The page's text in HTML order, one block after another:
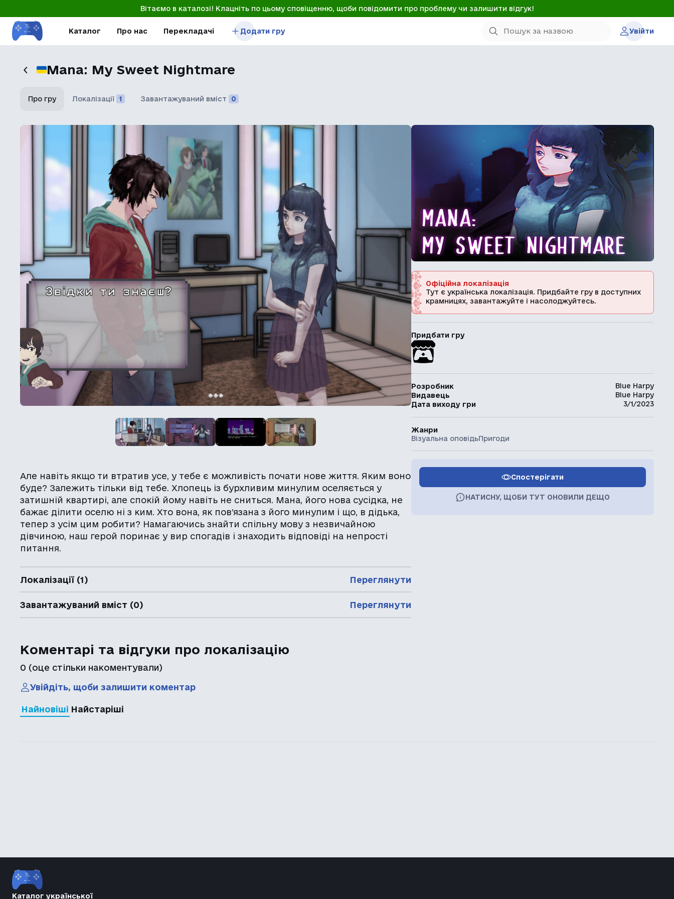
Вітаємо в каталозі! Клацніть по цьому сповіщенню, щоби повідомити про проблему чи залишити відгук!
Каталог Про нас Перекладачі Додати гру Увійти
Mana: My Sweet Nightmare
Про гру Локалізації 1 Завантажуваний вміст 0
Але навіть якщо ти втратив усе, у тебе є можливість почати нове життя. Яким воно
буде? Залежить тільки від тебе. Хлопець із бурхливим минулим оселяється у
затишній квартирі, але спокій йому навіть не сниться. Мана, його нова сусідка, не
бажає ділити оселю ні з ким. Хто вона, як пов’язана з його минулим і що, в дідька,
тепер з усім цим робити? Намагаючись знайти спільну мову з незвичайною
дівчиною, наш герой поринає у вир спогадів і знаходить відповіді на непрості
питання.
Локалізації (1) Переглянути
Завантажуваний вміст (0) Переглянути
Коментарі та відгуки про локалізацію
0 (оце стільки накоментували)
Увійдіть, щоби залишити коментар
Найновіші Найстаріші
Офіційна локалізація
Тут є українська локалізація. Придбайте гру в доступних
крамницях, завантажуйте і насолоджуйтесь.
Придбати гру
Розробник
Blue Harpy
Видавець
Blue Harpy
Дата виходу гри
3/1/2023
Жанри
Візуальна оповідьПригоди
Спостерігати
НАТИСНУ, ЩОБИ ТУТ ОНОВИЛИ ДЕЩО
Каталог української